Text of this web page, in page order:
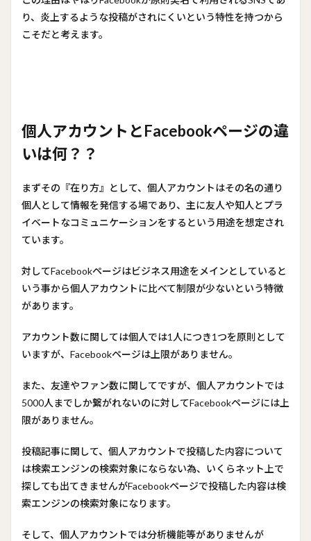
り、炎上するような投稿がされにくいという特性を持つから
こそだと考えます。
個人アカウントとFacebookページの違
いは何？？
まずその『在り方』として、個人アカウントはその名の通り
個人として情報を発信する場であり、主に友人や知人とプラ
イベートなコミュニケーションをするという用途を想定され
ています。
対してFacebookページはビジネス用途をメインとしていると
いう事から個人アカウントに比べて制限が少ないという特徴
があります。
アカウント数に関しては個人では1人につき1つを原則として
いますが、Facebookページは上限がありません。
また、友達やファン数に関してですが、個人アカウントでは
5000人までしか繋がれないのに対してFacebookページには上
限がありません。
投稿記事に関して、個人アカウントで投稿した内容について
は検索エンジンの検索対象にならない為、いくらネット上で
探しても出てきませんがFacebookページで投稿した内容は検
索エンジンの検索対象になります。
そして、個人アカウントでは分析機能等がありませんが